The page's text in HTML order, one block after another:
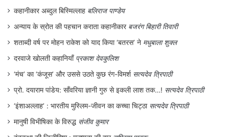
कहानीकार अब्दुल बिस्मिल्लाह बलिराज पाण्डेय
अन्याय के स्रोत की पहचान कराता कहानीकार बजरंग बिहारी तिवारी
शताब्दी वर्ष पर मोहन राकेश को याद किया ‘बतरस’ ने मधुबाला शुक्ल
दरवाजे खोलती कहानियाँ प्रकाश देवकुलिश
‘मंच’ का ‘कंजूस’ और उससे उठते कुछ रंग-विमर्श सत्यदेव त्रिपाठी
प्रो. दयाराम पांडेय: साँवरिया ज्ञानी गुरु से इकली लाश तक…! सत्यदेव त्रिपाठी
‘इंशाअल्लाह’ : भारतीय मुस्लिम-जीवन का कच्चा चिट्ठा सत्यदेव त्रिपाठी
मानुषी विभीषिका के विरुद्ध संजीव कुमार